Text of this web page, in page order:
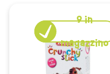
9in
magazzino